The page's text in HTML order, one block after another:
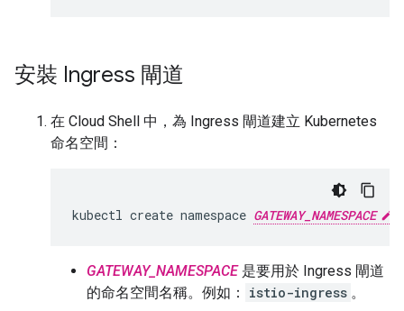
安裝 Ingress 閘道
在 Cloud Shell 中，為 Ingress 閘道建立 Kubernetes
命名空間：
kubectl create namespace GATEWAY_NAMESPACE
GATEWAY_NAMESPACE是要用於 Ingress 閘道
的命名空間名稱。例如：
istio-ingress 。